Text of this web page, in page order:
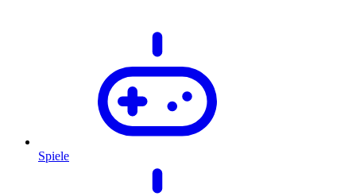
Spiele